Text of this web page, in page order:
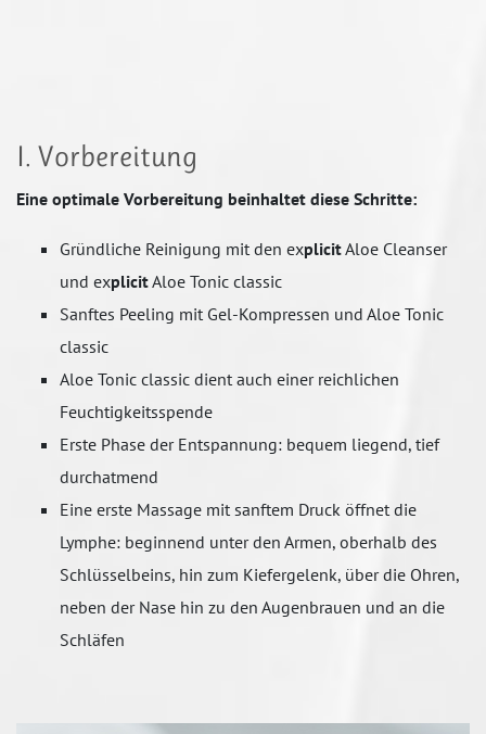
I. Vorbereitung
Eine optimale Vorbereitung beinhaltet diese Schritte:
Gründliche Reinigung mit den explicitAloe Cleanser
und explicitAloe Tonic classic
Sanftes Peeling mit Gel-Kompressen und Aloe Tonic
classic
Aloe Tonic classic dient auch einer reichlichen
Feuchtigkeitsspende
Erste Phase der Entspannung: bequem liegend, tief
durchatmend
Eine erste Massage mit sanftem Druck öffnet die
Lymphe: beginnend unter den Armen, oberhalb des
Schlüsselbeins, hin zum Kiefergelenk, über die Ohren,
neben der Nase hin zu den Augenbrauen und an die
Schläfen